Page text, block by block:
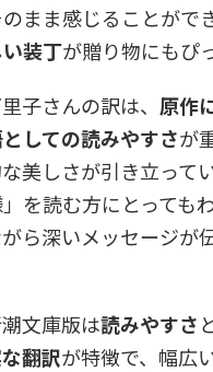
まま感じることがで
装丁が贈り物にもぴ
子さんの訳は、 原作
しての読みやすさが
美しさが引き立って
を読む方にとっても
ら深いメッセージが
文庫版は読みやすさ
翻訳が特徴で、幅広